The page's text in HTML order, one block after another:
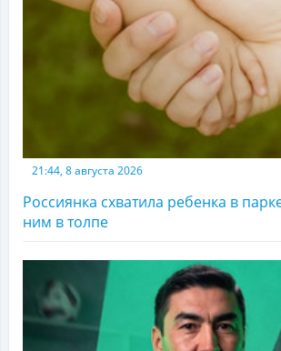
21:44, 8 августа 2026
Россиянка схватила ребенка в
ним в толпе